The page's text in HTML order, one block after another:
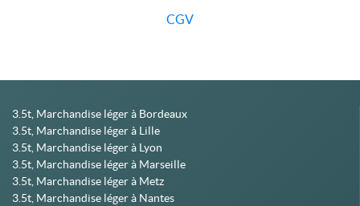
CGV
3.5t, Marchandise léger à Bordeaux
3.5t, Marchandise léger à Lille
3.5t, Marchandise léger à Lyon
3.5t, Marchandise léger à Marseille
3.5t, Marchandise léger à Metz
3.5t, Marchandise léger à Nantes